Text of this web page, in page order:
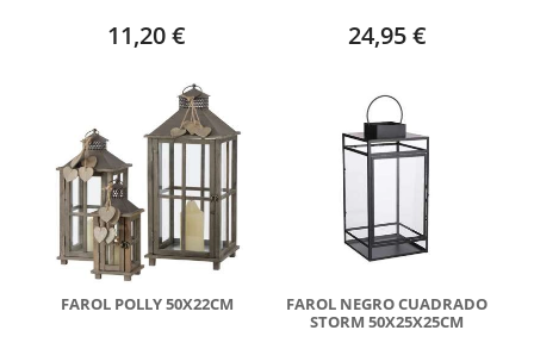
11,20 € 24,95 €
FAROL POLLY 50X22CM
FAROL NEGRO CUADRADO
STORM 50X25X25CM